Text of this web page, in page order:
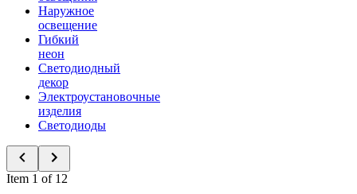
Наружное
освещение
Гибкий
неон
Светодиодный
декор
Электроустановочные
изделия
Светодиоды
Item 1 of 12